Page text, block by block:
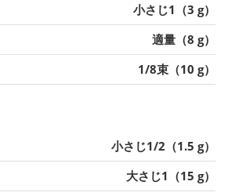
小さじ1（3 g）
適量（8 g）
1/8束（10 g）
小さじ1/2（1.5 g）
大さじ1（15 g）